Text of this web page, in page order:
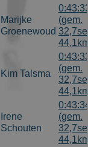
Marijke
Groenewoud
(gem.
Kim Talsma
(gem.
Irene
Schouten
(gem.